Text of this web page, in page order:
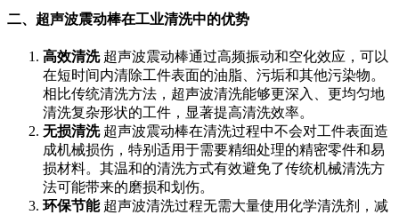
二、超声波震动棒在工业清洗中的优势
高效清洗超声波震动棒通过高频振动和空化效应，可以
在短时间内清除工件表面的油脂、污垢和其他污染物。
相比传统清洗方法，超声波清洗能够更深入、更均匀地
清洗复杂形状的工件，显著提高清洗效率。
无损清洗超声波震动棒在清洗过程中不会对工件表面造
成机械损伤，特别适用于需要精细处理的精密零件和易
损材料。其温和的清洗方式有效避免了传统机械清洗方
法可能带来的磨损和划伤。
环保节能超声波清洗过程无需大量使用化学清洗剂，减